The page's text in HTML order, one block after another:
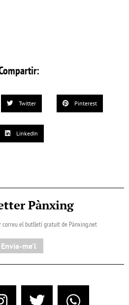
Twitter Pinterest
LinkedIn
Pànxing
correu el butlletí gratuït de Pànxing.net​
Envia-me'l